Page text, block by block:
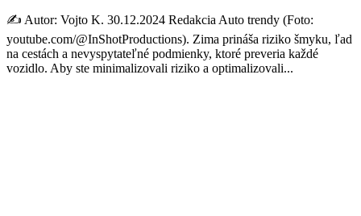
✍️ Autor: Vojto K. 30.12.2024 Redakcia Auto trendy (Foto:
youtube.com/@InShotProductions). Zima prináša riziko šmyku, ľad
na cestách a nevyspytateľné podmienky, ktoré preveria každé
vozidlo. Aby ste minimalizovali riziko a optimalizovali...